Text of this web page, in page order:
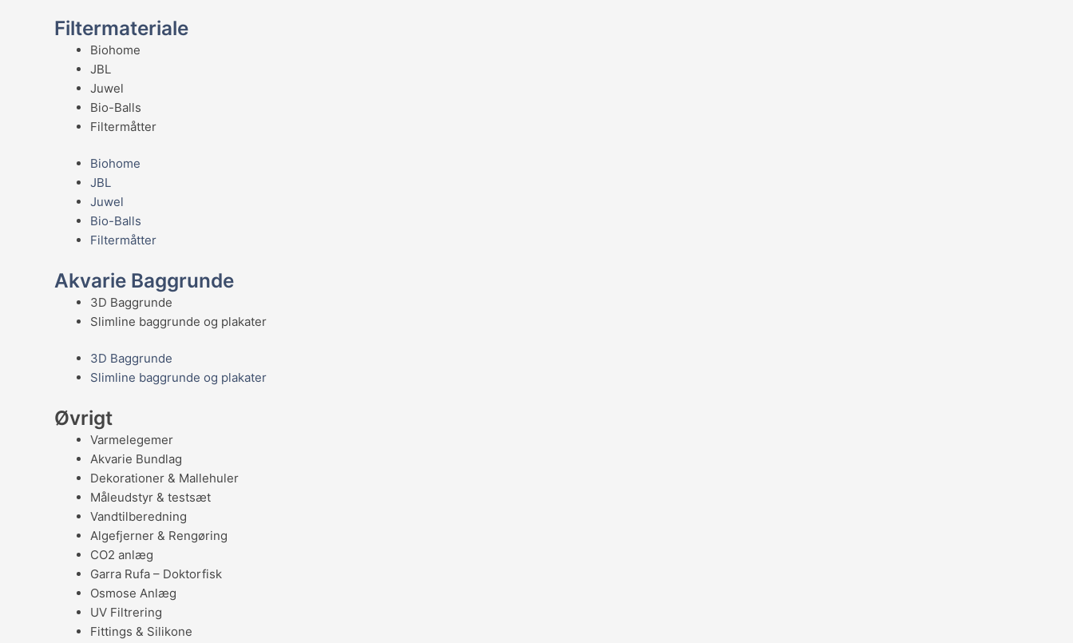
Filtermateriale
Biohome
JBL
Juwel
Bio-Balls
Filtermåtter
Biohome
JBL
Juwel
Bio-Balls
Filtermåtter
Akvarie Baggrunde
3D Baggrunde
Slimline baggrunde og plakater
3D Baggrunde
Slimline baggrunde og plakater
Øvrigt
Varmelegemer
Akvarie Bundlag
Dekorationer & Mallehuler
Måleudstyr & testsæt
Vandtilberedning
Algefjerner & Rengøring
CO2 anlæg
Garra Rufa – Doktorfisk
Osmose Anlæg
UV Filtrering
Fittings & Silikone